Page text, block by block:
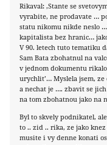
Rikaval: ‚Stante se
vyrabite, ne prodavate …
statu nikomu nikde neslo
kapitalista bez hranic…
V 90. letech tuto tematiku
Sam Bata zbohatnul na
v jednom dokumentu
urychlit’… Myslela jsem,
a nechat je …. zbavit se
na tom zbohatnou jako na
Byl to skvely podnikatel,
to .. zid .. rika, ze jako
musite i vy denne konati